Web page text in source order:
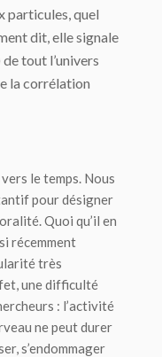
particules, quel
dit, elle signale
tout l’univers
la corrélation
letemps. Nous
pour désigner
Quoi qu’il en
récemment
très
une difficulté
: l’activité
ne peut durer
s’endommager